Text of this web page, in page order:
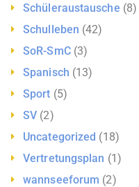
Schüleraustausche (8)
Schulleben (42)
SoR-SmC(3)
Spanisch (13)
Sport (5)
SV (2)
Uncategorized (18)
Vertretungsplan (1)
wannseeforum (2)